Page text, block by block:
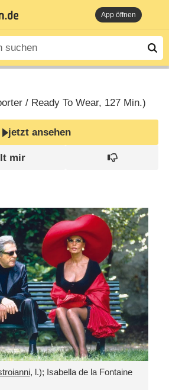
App öffnen
/​ Ready To Wear‎, 127 Min.)
jetzt ansehen
, l.); Isabella de la Fontaine